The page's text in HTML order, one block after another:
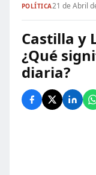
POLÍTICA21 de Abril
Castilla y
¿Qué
diaria?